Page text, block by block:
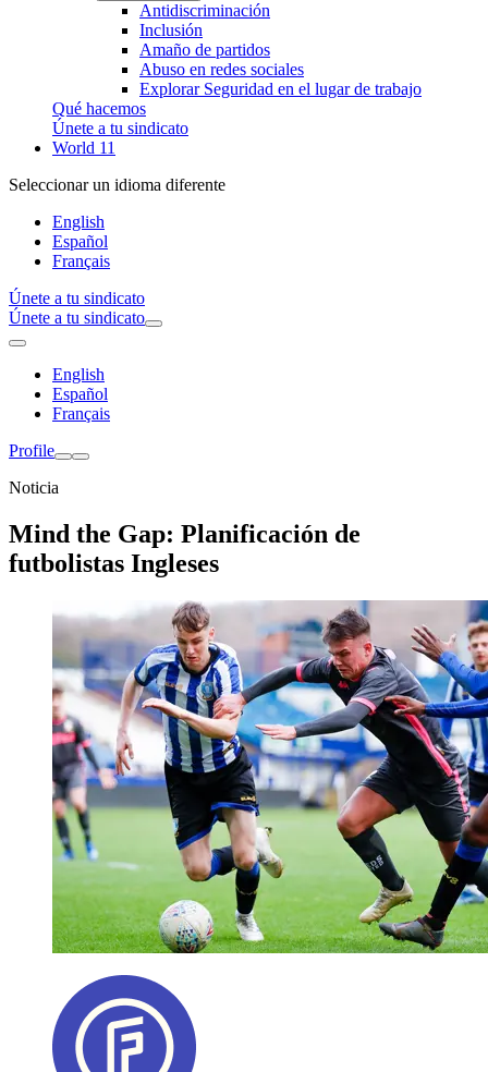
Antidiscriminación
Inclusión
Amaño de partidos
Abuso en redes sociales
Explorar Seguridad en el lugar de trabajo
Qué hacemos
Únete a tu sindicato
World 11
Seleccionar un idioma diferente
English
Español
Français
Únete a tu sindicato
Únete a tu sindicato
English
Español
Français
Profile
Noticia
Mind the Gap: Planificación de
futbolistas Ingleses